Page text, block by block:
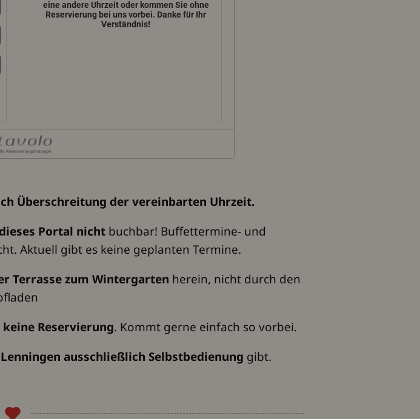
Überschreitung der vereinbarten Uhrzeit.
Portal nicht buchbar! Buffettermine- und
Aktuell gibt es keine geplanten Termine.
Terrasse zum Wintergarten herein, nicht durch den
keine Reservierung. Kommt gerne einfach so vorbei.
ausschließlich Selbstbedienung gibt.